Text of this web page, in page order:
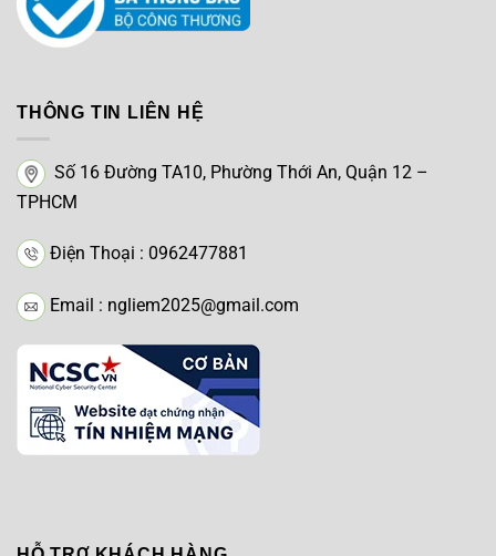
THÔNG TIN LIÊN HỆ
Số 16 Đường TA10, Phường Thới An, Quận 12 –
TPHCM
Điện Thoại : 0962477881
Email : ngliem2025@gmail.com